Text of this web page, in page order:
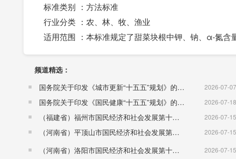
标准类别 ：方法标准
行业分类 ：农、林、牧、渔业
适用范围 ：本标准规定了甜菜块根中钾、钠、α-氮含
频道精选：
国务院关于印发《城市更新“十五五”规划》的通知（国发〔2026〕12号）
2026-07-07
国务院关于印发《国民健康“十五五”规划》的通知 （国发〔2026〕23号） 2026-07-18
（福建省）福州市国民经济和社会发展第十五个五年规划纲要 2026-07-15
（河南省）平顶山市国民经济和社会发展第十五个五年规划纲要 2026-07-15
（河南省）洛阳市国民经济和社会发展第十五个五年规划纲要 2026-07-15